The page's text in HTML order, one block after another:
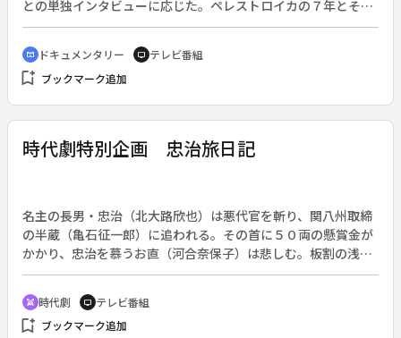
との単独インタビューに応じた。ペレストロイカの７年とその
誤算、そして８月革命や連邦崩壊・退陣への経緯を聞く。
cinematic_blur ドキュメンタリー tv テレビ番組
bookmark_add ブックマーク追加
時代劇特別企画 忠治旅日記
名主の長男・忠治（北大路欣也）は悪代官を斬り、関八州取締
の半蔵（亀石征一郎）に追われる。その首に５０両の懸賞金が
かかり、忠治を慕うお直（河合奈保子）は悲しむ。板割の浅太
郎（あおい輝彦）も賞金ほしさに忠治の首を狙う。日光の円蔵
（佐野浅夫）は、２０年前に捨てた娘、お直が忠治の弟、名主
の友蔵（目黒祐樹）のもとで働いていると知り、国定村へ急
ぐ。お直の育ての親、又平（山田吾一）は借金の抵当にお直の
swords 時代劇 tv テレビ番組
bookmark_add ブックマーク追加